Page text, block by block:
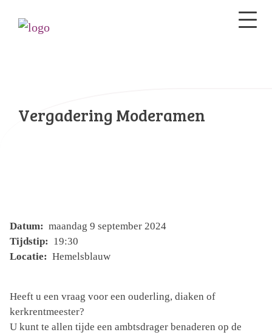
Vergadering Moderamen
Datum: maandag 9 september 2024
Tijdstip: 19:30
Locatie: Hemelsblauw
Heeft u een vraag voor een ouderling, diaken of
kerkrentmeester?
U kunt te allen tijde een ambtsdrager benaderen op de